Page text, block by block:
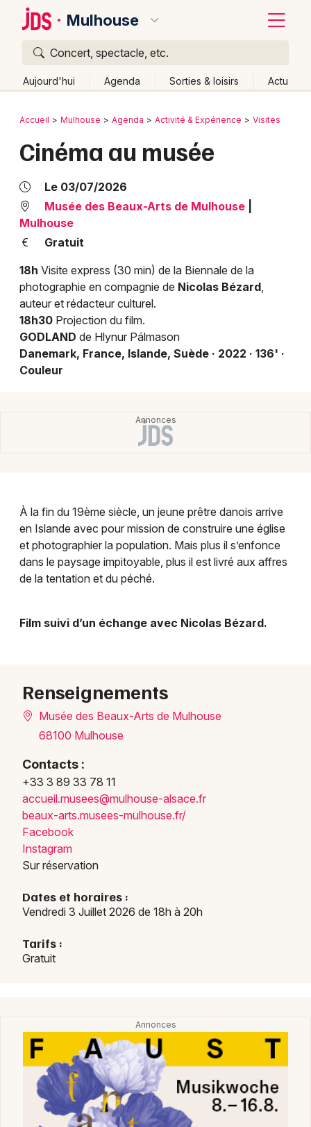
Mulhouse
Concert, spectacle, etc.
Aujourd'hui Agenda Sorties & loisirs Actu
Publier un événement
Grands événements
Activité & Expérience
Manifestations
Foires & salons
Spectacles
Concerts
Expos
Sorties & loisirs
Visites dans le Haut-Rhin
Jeux concours
Newsletter des sorties
Artistes en tournée
Actus à Mulhouse
Magazine à Mulhouse
Actus tourisme & loisirs
68 - Haut-Rhin
Choisir mes départements
Bordeaux
Lille
Lyon
Mulhouse
Montpellier
Nantes
Nice
Retour
Accueil Mulhouse Agenda Activité & Expérience Visites
Cinéma au musée
Le 03/07/2026
Musée des Beaux-Arts de Mulhouse
Mulhouse
Gratuit
18h Visite express (30 min) de la Biennale de la
photographie en compagnie de Nicolas Bézard,
auteur et rédacteur culturel.
18h30 Projection du film.
GODLAND de Hlynur Pálmason
Danemark, France, Islande, Suède · 2022 · 136' ·
Couleur
À la fin du 19ème siècle, un jeune prêtre danois arrive
en Islande avec pour mission de construire une église
et photographier la population. Mais plus il s’enfonce
dans le paysage impitoyable, plus il est livré aux affres
de la tentation et du péché.
Film suivi d’un échange avec Nicolas Bézard.
Renseignements
Musée des Beaux-Arts de Mulhouse
68100 Mulhouse
Contacts :
+33 3 89 33 78 11
accueil.musees@mulhouse-alsace.fr
beaux-arts.musees-mulhouse.fr/
Facebook
Instagram
Sur réservation
Dates et horaires :
Vendredi 3 Juillet 2026 de 18h à 20h
Tarifs :
Gratuit
Quoi ?
Où ?
Partout
Près de moi Changer de lieu
Quand ?
Aujourd'hui
Demain Ce week-end Autre